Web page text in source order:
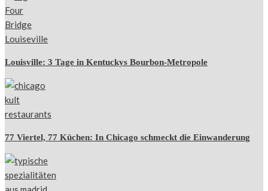
Louisville: 3 Tage in Kentuckys Bourbon-Metropole
77 Viertel, 77 Küchen: In Chicago schmeckt die Einwanderung